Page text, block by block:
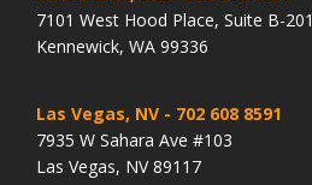
7101 West Hood Place, Suite B-201
Kennewick, WA 99336
Las Vegas, NV - 702 608 8591
7935 W Sahara Ave #103
Las Vegas, NV 89117